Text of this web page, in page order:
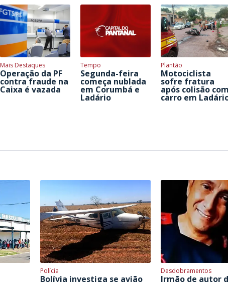
Mais Destaques
Operação da PF
contra fraude na
Caixa é vazada
Tempo
Segunda-feira
começa nublada
em Corumbá e
Ladário
Plantão
Motociclista
sofre fratura
após colisão
carro em
Polícia
Bolívia investiga se avião
Desdobramentos
Irmão de autor